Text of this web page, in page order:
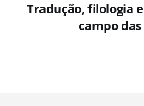
Tradução, filologia
campo